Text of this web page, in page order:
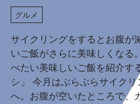
グルメ
サイクリングをするとお腹が
いご飯がさらに美味しくなる
べたい美味しいご飯を紹介す
シ」 今月はぶらぶらサイク
へ。お腹が空いたところで、